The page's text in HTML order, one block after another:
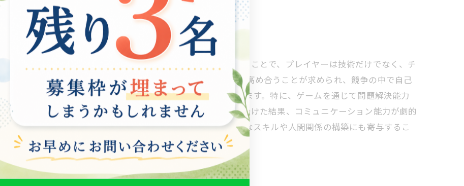
eスポーツの世界
る場を提供しています。例えば、あるゲームチームに参加することで、プレイヤーは技術だけでなく、チ
せることができます。このような環境では、互いのスキルを高め合うことが求められ、競争の中で自己
らも、eスポーツは職業訓練の重要なツールと考えられています。特に、ゲームを通じて問題解決能力
されています。実際に、ある若者がeスポーツ関連の研修を受けた結果、コミュニケーション能力が劇的
す。 このように、eスポーツは単なる遊びではなく、職業的なスキルや人間関係の構築にも寄与するこ
に成長する道路を歩んでみましょう。